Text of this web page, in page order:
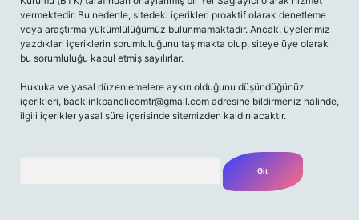
vermektedir. Bu nedenle, sitedeki içerikleri proaktif olarak denetleme
veya araştırma yükümlülüğümüz bulunmamaktadır. Ancak, üyelerimiz
yazdıkları içeriklerin sorumluluğunu taşımakta olup, siteye üye olarak
bu sorumluluğu kabul etmiş sayılırlar.
Hukuka ve yasal düzenlemelere aykırı olduğunu düşündüğünüz
içerikleri, backlinkpanelicomtr@gmail.com adresine bildirmeniz halinde,
ilgili içerikler yasal süre içerisinde sitemizden kaldırılacaktır.